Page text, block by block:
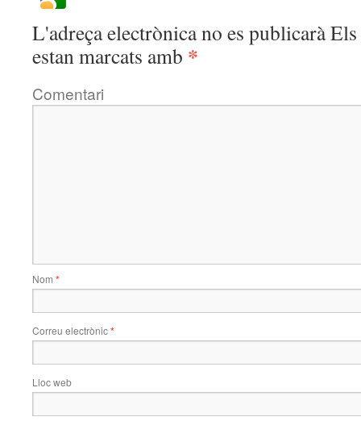
L'adreça electrònica no es publicaràEls
estan marcats amb *
Comentari
Nom *
Correu electrònic*
Lloc web